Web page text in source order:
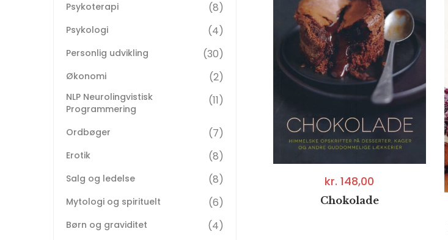
kr. 148,00
Chokolade
Psykoterapi 8
Psykologi 4
Personlig udvikling 30
Økonomi 2
NLP Neurolingvistisk
Programmering
11
Ordbøger 7
Erotik 8
Salg og ledelse 8
Mytologi og spirituelt 6
Børn og graviditet 4